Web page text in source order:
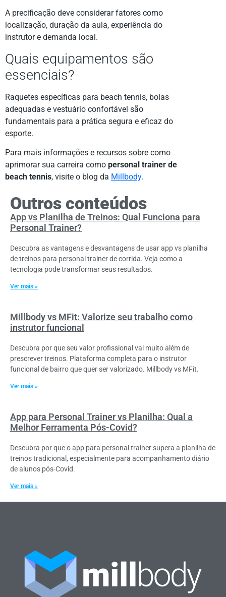
A precificação deve considerar fatores como
localização, duração da aula, experiência do
instrutor e demanda local.
Quais equipamentos são
essenciais?
Raquetes específicas para beach tennis, bolas
adequadas e vestuário confortável são
fundamentais para a prática segura e eficaz do
esporte.
Para mais informações e recursos sobre como
aprimorar sua carreira como personal trainer de
beach tennis, visite o blog da Millbody.
Outros conteúdos
App vs Planilha de Treinos: Qual Funciona para
Personal Trainer?
Descubra as vantagens e desvantagens de usar app vs planilha
de treinos para personal trainer de corrida. Veja como a
tecnologia pode transformar seus resultados.
Ver mais »
Millbody vs MFit: Valorize seu trabalho como
instrutor funcional
Descubra por que seu valor profissional vai muito além de
prescrever treinos. Plataforma completa para o instrutor
funcional de bairro que quer ser valorizado. Millbody vs MFit.
Ver mais »
App para Personal Trainer vs Planilha: Qual a
Melhor Ferramenta Pós-Covid?
Descubra por que o app para personal trainer supera a planilha de
treinos tradicional, especialmente para acompanhamento diário
de alunos pós-Covid.
Ver mais »